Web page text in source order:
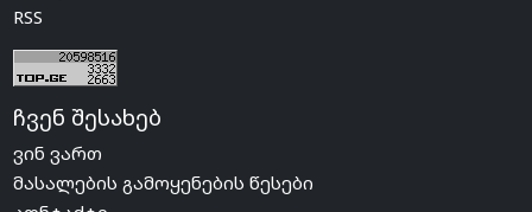
RSS
ჩვენ შესახებ
ვინ ვართ
მასალების გამოყენების წესები